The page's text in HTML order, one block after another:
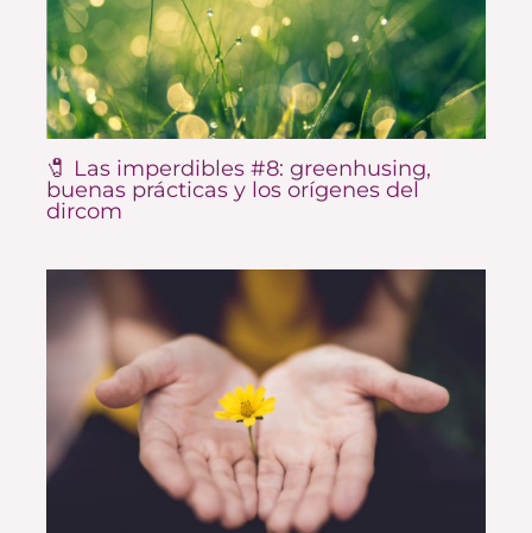
🧷 Las imperdibles #8: greenhusing,
buenas prácticas y los orígenes del
dircom